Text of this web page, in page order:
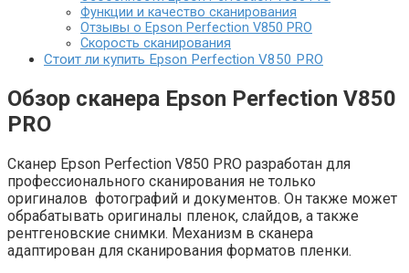
Функции и качество сканирования
Отзывы о Epson Perfection V850 PRO
Скорость сканирования
Стоит ли купить Epson Perfection V850 PRO
Обзор сканера Epson Perfection V850
PRO
Сканер Epson Perfection V850 PRO разработан для
профессионального сканирования не только
оригиналов фотографий и документов. Он также может
обрабатывать оригиналы пленок, слайдов, а также
рентгеновские снимки. Механизм в сканера
адаптирован для сканирования форматов пленки.